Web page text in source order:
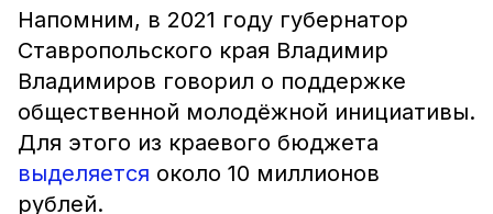
Напомним, в 2021 году губернатор
Ставропольского края Владимир
Владимиров говорил о поддержке
общественной молодёжной инициативы.
Для этого из краевого бюджета
выделяется около 10 миллионов
рублей.